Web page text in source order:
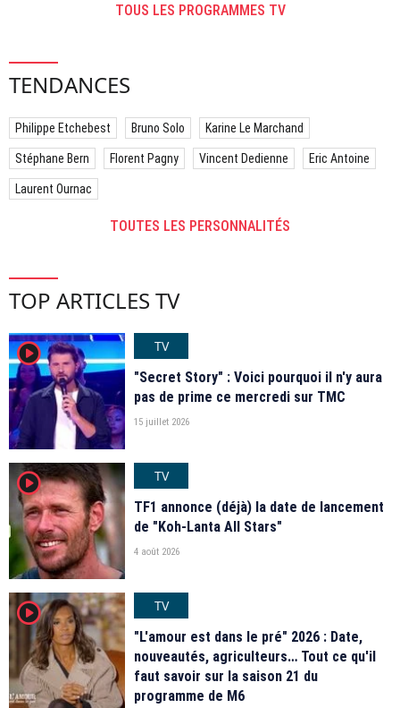
TOUS LES PROGRAMMES TV
TENDANCES
Philippe Etchebest Bruno Solo Karine Le Marchand
Stéphane Bern Florent Pagny Vincent Dedienne Eric Antoine
Laurent Ournac
TOUTES LES PERSONNALITÉS
TOP ARTICLES TV
player2
TV
"Secret Story" : Voici pourquoi il n'y aura
pas de prime ce mercredi sur TMC
15 juillet 2026
player2
TV
TF1 annonce (déjà) la date de lancement
de "Koh-Lanta All Stars"
4 août 2026
player2
TV
"L'amour est dans le pré" 2026 : Date,
nouveautés, agriculteurs… Tout ce qu'il
faut savoir sur la saison 21 du
programme de M6